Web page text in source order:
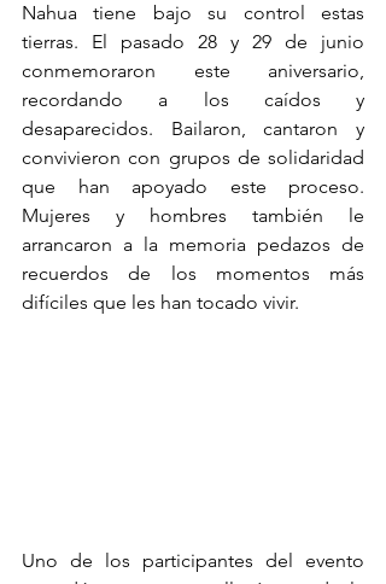
Nahua tiene bajo su control estas
tierras. El pasado 28 y 29 de junio
conmemoraron este aniversario,
recordando a los caídos y
desaparecidos. Bailaron, cantaron y
convivieron con grupos de solidaridad
que han apoyado este proceso.
Mujeres y hombres también le
arrancaron a la memoria pedazos de
recuerdos de los momentos más
difíciles que les han tocado vivir.
Uno de los participantes del evento